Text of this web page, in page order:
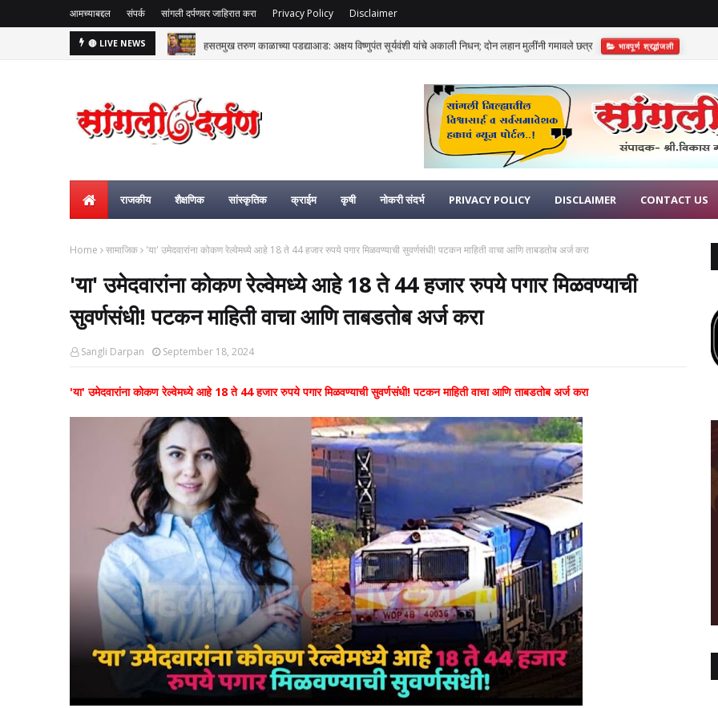
आमच्याबद्दल संपर्क सांगली दर्पणवर जाहिरात करा Privacy Policy Disclaimer
🔴 LIVE NEWS हसतमुख तरुण काळाच्या पडद्याआड: अक्षय विष्णुपंत सूर्यवंशी यांचे अकाली निधन; दोन लहान मुलींनी गमावले छत्र भावपूर्ण श्रद्धांजली
राजकीय शैक्षणिक सांस्कृतिक क्राईम कृषी नोकरी संदर्भ PRIVACY POLICY DISCLAIMER CONTACT US
Home सामाजिक 'या' उमेदवारांना कोकण रेल्वेमध्ये आहे 18 ते 44 हजार रुपये पगार मिळवण्याची सुवर्णसंधी! पटकन माहिती वाचा आणि ताबडतोब अर्ज करा
'या' उमेदवारांना कोकण रेल्वेमध्ये आहे 18 ते 44 हजार रुपये पगार मिळवण्याची
सुवर्णसंधी! पटकन माहिती वाचा आणि ताबडतोब अर्ज करा
Sangli Darpan September 18, 2024
'या' उमेदवारांना कोकण रेल्वेमध्ये आहे 18 ते 44 हजार रुपये पगार मिळवण्याची सुवर्णसंधी! पटकन माहिती वाचा आणि ताबडतोब अर्ज करा